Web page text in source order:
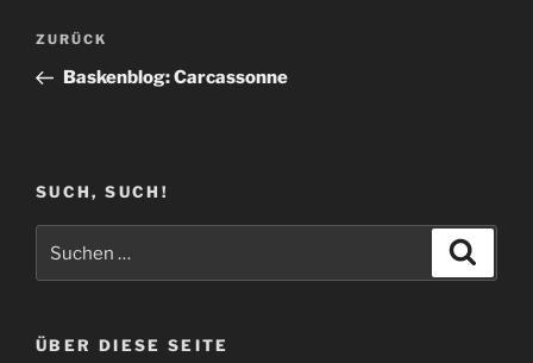
Beitragsnavigation
Vorheriger
Beitrag
ZURÜCK
Baskenblog: Carcassonne
SUCH, SUCH!
ÜBER DIESE SEITE